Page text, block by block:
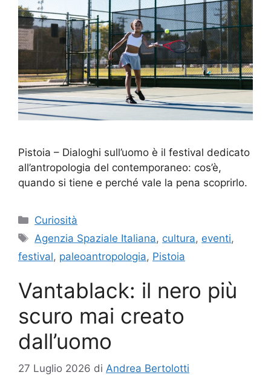
Pistoia – Dialoghi sull’uomo è il festival dedicato
all’antropologia del contemporaneo: cos’è,
quando si tiene e perché vale la pena scoprirlo.
Categorie
Curiosità
Tag
Agenzia Spaziale Italiana, cultura, eventi,
festival, paleoantropologia, Pistoia
Vantablack: il nero più
scuro mai creato
dall’uomo
27 Luglio 2026 di Andrea Bertolotti